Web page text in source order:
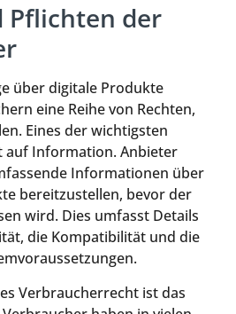
Pflichten der
über digitale Produkte
eine Reihe von Rechten,
Eines der wichtigsten
auf Information. Anbieter
Informationen über
bereitzustellen, bevor der
wird. Dies umfasst Details
die Kompatibilität und die
Verbraucherrecht ist das